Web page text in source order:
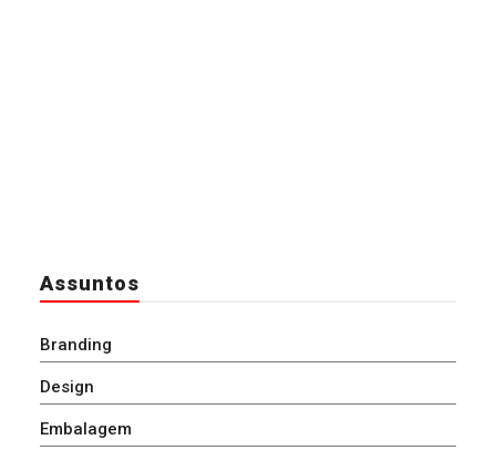
Assuntos
Branding
Design
Embalagem